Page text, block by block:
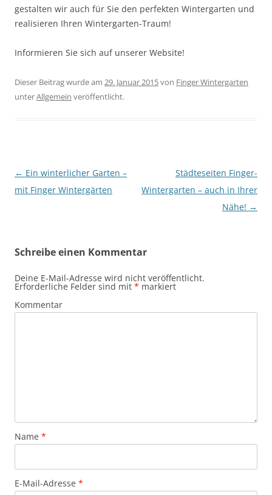
gestalten wir auch für Sie den perfekten Wintergarten und
realisieren Ihren Wintergarten-Traum!
Informieren Sie sich auf unserer Website!
Dieser Beitrag wurde am 29. Januar 2015von Finger Wintergarten
unterAllgemein veröffentlicht.
Beitrags-
Navigation
← Ein winterlicher Garten –
mit Finger Wintergärten
Städteseiten Finger-
Wintergarten – auch in Ihrer
Nähe! →
Schreibe einen Kommentar
Deine E-Mail-Adresse wird nicht veröffentlicht.
Erforderliche Felder sind mit * markiert
Kommentar
Name *
E-Mail-Adresse *